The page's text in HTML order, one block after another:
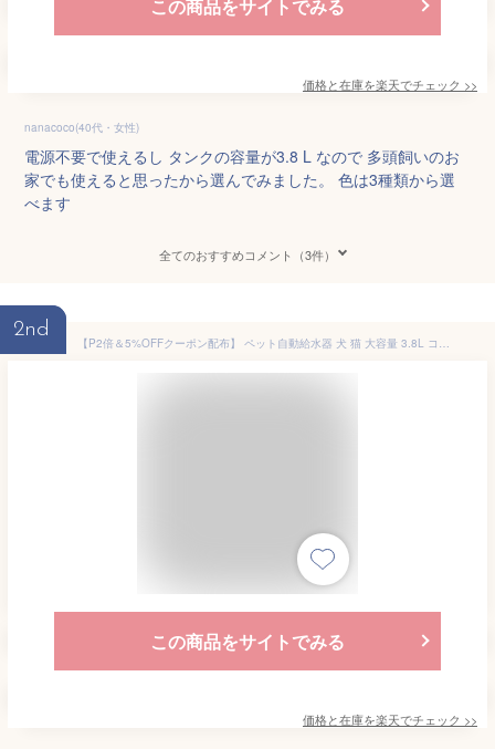
この商品をサイトでみる
価格と在庫を楽天でチェック >>
nanacoco(40代・女性)
電源不要で使えるし タンクの容量が3.8 L なので 多頭飼いのお
家でも使えると思ったから選んでみました。 色は3種類から選
べます
全てのおすすめコメント（3件）
2nd
【P2倍＆5%OFFクーポン配布】 ペット自動給水器 犬 猫 大容量 3.8L コードレス 電源不要 ネコ 給水器 水分補給 自動給水器 給水 水飲み器 自動水やり器 脱水予防 受け皿 多頭飼い お留守番 水 犬用給水器 猫用給水器 自動 自動補水 お手入れ簡単 WPT-150
この商品をサイトでみる
価格と在庫を楽天でチェック >>